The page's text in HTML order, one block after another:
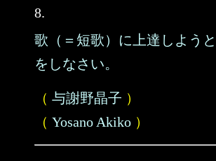
8.
歌（＝短歌）に上達しよう
をしなさい。
（ 与謝野晶子 ）
（ Yosano Akiko ）